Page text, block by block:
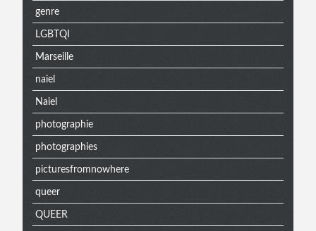
genre
LGBTQI
Marseille
naiel
Naiel
photographie
photographies
picturesfromnowhere
queer
QUEER